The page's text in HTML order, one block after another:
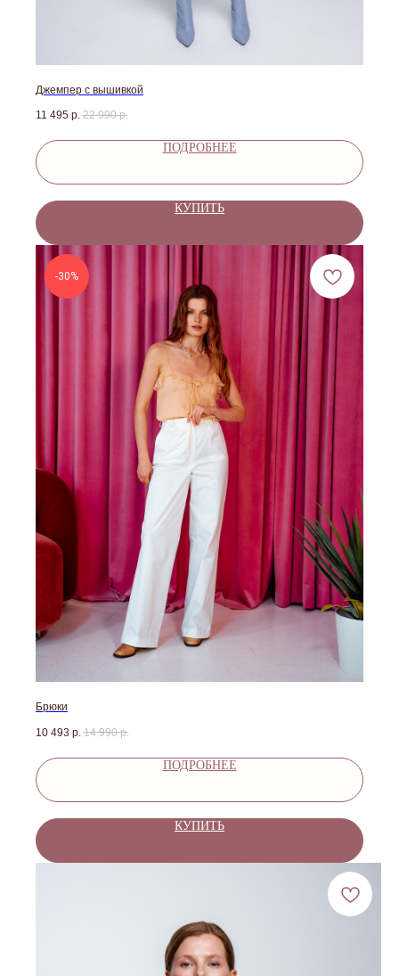
Джемпер с вышивкой
11 495 р. 22 990 р.
ПОДРОБНЕЕ
КУПИТЬ
-30%
Брюки
10 493 р. 14 990 р.
ПОДРОБНЕЕ
КУПИТЬ